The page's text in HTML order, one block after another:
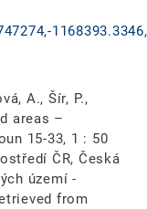
A., Šír, P.,
areas –
15-33, 1 : 50
ČR, Česká
území -
from